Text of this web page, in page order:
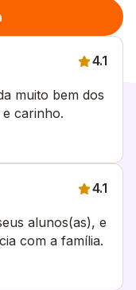
4.1
muito bem dos
carinho.
4.1
alunos(as), e
com a família.